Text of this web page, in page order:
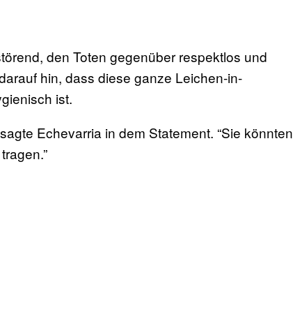
den Toten gegenüber respektlos und
hin, dass diese ganze Leichen-in-
ist.
Echevarria in dem Statement. “Sie könnten